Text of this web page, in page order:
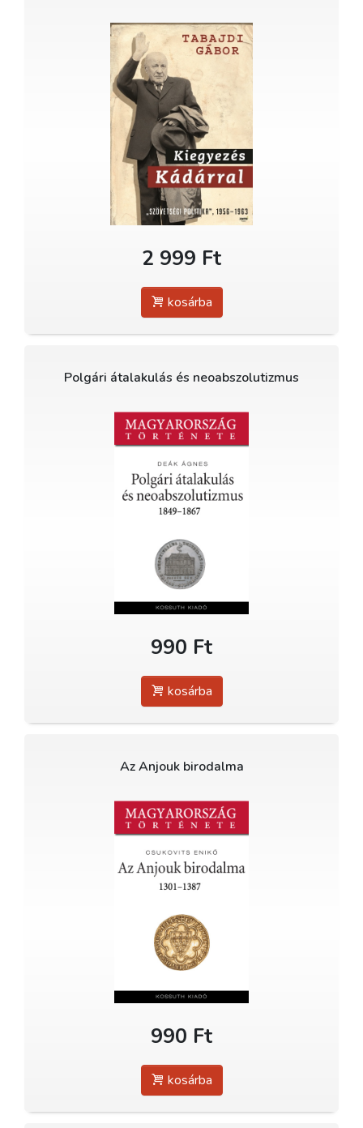
2 999 Ft
kosárba
Polgári átalakulás és neoabszolutizmus
990 Ft
kosárba
Az Anjouk birodalma
990 Ft
kosárba